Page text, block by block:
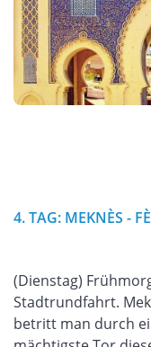
4. TAG: MEKNÈS -
(Dienstag)
Stadtrundfahrt.
betritt man durch